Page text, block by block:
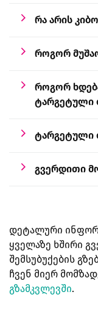
რა არის
როგორ
როგორ
ტარგეტული
ტარგეტული
გვერდითი
დეტალური
ყველაზე ხშირი
შემსუბუქების
ჩვენ მიერ
გზამკვლევში.